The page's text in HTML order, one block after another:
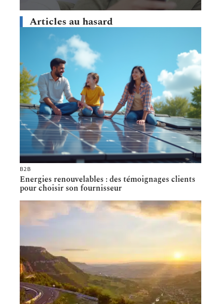
Articles au hasard
B2B
Energies renouvelables : des témoignages clients
pour choisir son fournisseur